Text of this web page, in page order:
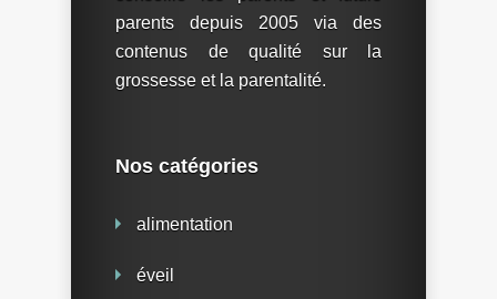
parents depuis 2005 via des
contenus de qualité sur la
grossesse et la parentalité.
Nos catégories
alimentation
éveil